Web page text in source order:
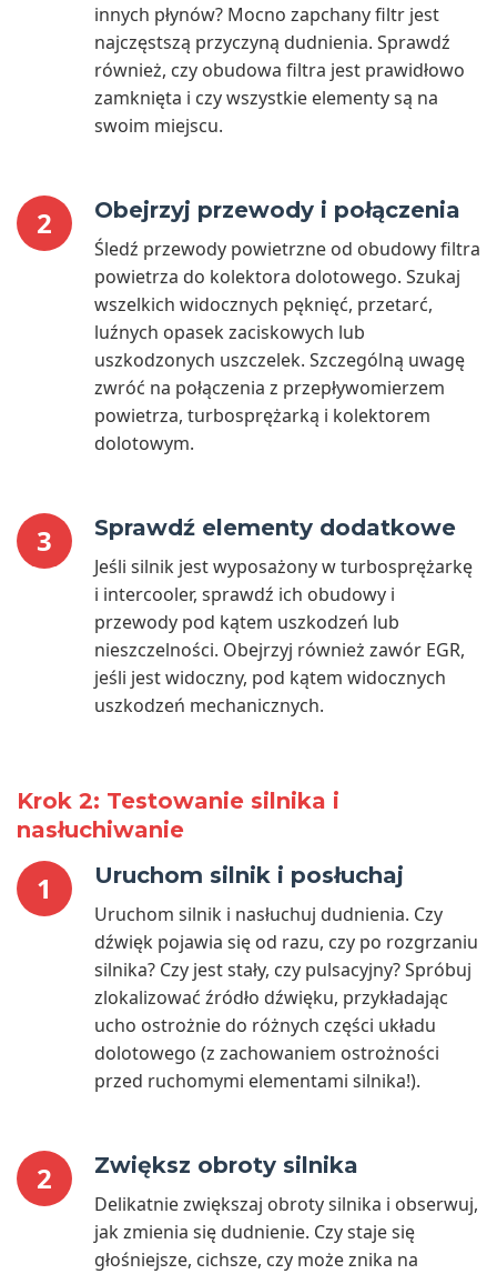
innych płynów? Mocno zapchany filtr jest
najczęstszą przyczyną dudnienia. Sprawdź
również, czy obudowa filtra jest prawidłowo
zamknięta i czy wszystkie elementy są na
swoim miejscu.
2 Obejrzyj przewody i połączenia
Śledź przewody powietrzne od obudowy filtra
powietrza do kolektora dolotowego. Szukaj
wszelkich widocznych pęknięć, przetarć,
luźnych opasek zaciskowych lub
uszkodzonych uszczelek. Szczególną uwagę
zwróć na połączenia z przepływomierzem
powietrza, turbosprężarką i kolektorem
dolotowym.
3 Sprawdź elementy dodatkowe
Jeśli silnik jest wyposażony w turbosprężarkę
i intercooler, sprawdź ich obudowy i
przewody pod kątem uszkodzeń lub
nieszczelności. Obejrzyj również zawór EGR,
jeśli jest widoczny, pod kątem widocznych
uszkodzeń mechanicznych.
Krok 2: Testowanie silnika i
nasłuchiwanie
1 Uruchom silnik i posłuchaj
Uruchom silnik i nasłuchuj dudnienia. Czy
dźwięk pojawia się od razu, czy po rozgrzaniu
silnika? Czy jest stały, czy pulsacyjny? Spróbuj
zlokalizować źródło dźwięku, przykładając
ucho ostrożnie do różnych części układu
dolotowego (z zachowaniem ostrożności
przed ruchomymi elementami silnika!).
2 Zwiększ obroty silnika
Delikatnie zwiększaj obroty silnika i obserwuj,
jak zmienia się dudnienie. Czy staje się
głośniejsze, cichsze, czy może znika na